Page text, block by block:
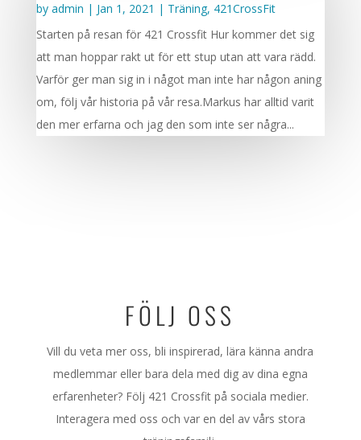
by admin | Jan 1, 2021 | Träning, 421CrossFit
Starten på resan för 421 Crossfit Hur kommer det sig
att man hoppar rakt ut för ett stup utan att vara rädd.
Varför ger man sig in i något man inte har någon aning
om, följ vår historia på vår resa.Markus har alltid varit
den mer erfarna och jag den som inte ser några...
FÖLJ OSS
Vill du veta mer oss, bli inspirerad, lära känna andra
medlemmar eller bara dela med dig av dina egna
erfarenheter? Följ 421 Crossfit på sociala medier.
Interagera med oss och var en del av vårs stora